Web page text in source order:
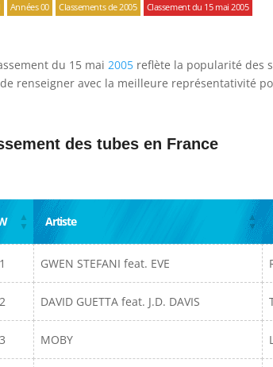
Années 00 Classements de 2005 Classement du 15 mai 2005
du 15 mai 2005 reflète la popularité des
renseigner avec la meilleure représentativité
des tubes en France
Artiste
1 GWEN STEFANI feat. EVE
2 DAVID GUETTA feat. J.D. DAVIS
3 MOBY